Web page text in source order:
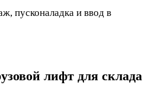
пусконаладка и ввод в
лифт для склада